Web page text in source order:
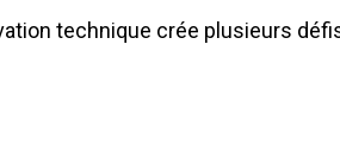
technique crée plusieurs